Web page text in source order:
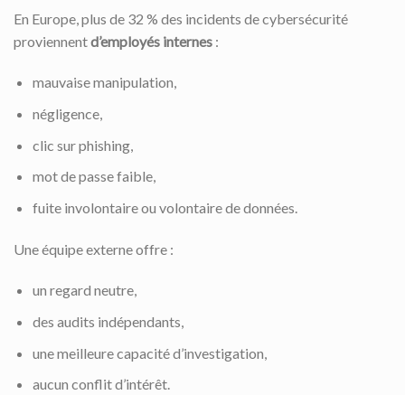
En Europe, plus de 32 % des incidents de cybersécurité
proviennentd’employés internes :
mauvaise manipulation,
négligence,
clic sur phishing,
mot de passe faible,
fuite involontaire ou volontaire de données.
Une équipe externe offre :
un regard neutre,
des audits indépendants,
une meilleure capacité d’investigation,
aucun conflit d’intérêt.